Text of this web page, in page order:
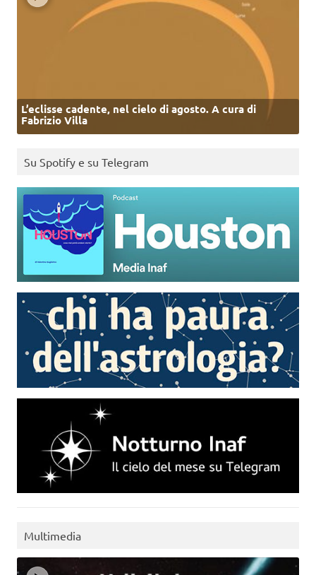
L’eclisse cadente, nel cielo di agosto. A cura di
Fabrizio Villa
Su Spotify e su Telegram
Multimedia